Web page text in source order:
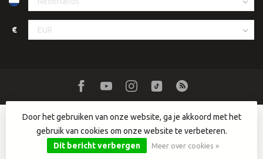
€
© Copyright 2026 Dutch DJ Equipment- Powered byLightspeed
Lightspeed designby Dyvelopment
Door het gebruiken van onze website, ga je akkoord met het
gebruik van cookies om onze website te verbeteren.
Dit bericht verbergen
Meer over cookies »